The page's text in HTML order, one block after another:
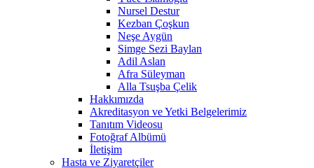
Nursel Destur
Kezban Çoşkun
Neşe Aygün
Simge Sezi Baylan
Adil Aslan
Afra Süleyman
Alla Tsuşba Çelik
Hakkımızda
Akreditasyon ve Yetki Belgelerimiz
Tanıtım Videosu
Fotoğraf Albümü
İletişim
Hasta ve Ziyaretçiler